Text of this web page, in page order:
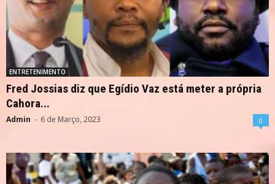
ENTRETENIMENTO
Fred Jossias diz que Egídio Vaz está meter a própria
Cahora...
Admin - 6 de Março, 2023 0